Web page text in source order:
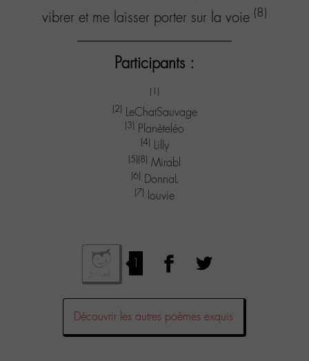
vibrer et me laisser porter sur la voie (8)
Participants :
(1)
(2) LeChatSauvage
(3) Planèteléo
(4) Lilly
(5)(8) Mirabl
(6) DonnaL
(7) louvie
1
Découvrir les autres poèmes exquis